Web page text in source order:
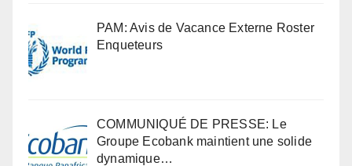
PAM: Avis de Vacance Externe Roster
Enqueteurs
COMMUNIQUÉ DE PRESSE: Le
Groupe Ecobank maintient une solide
dynamique…